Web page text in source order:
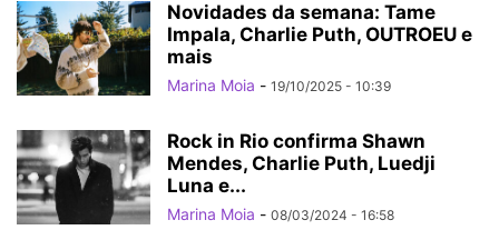
Novidades da semana: Tame
Impala, Charlie Puth, OUTROEU e
mais
Marina Moia - 19/10/2025 - 10:39
Rock in Rio confirma Shawn
Mendes, Charlie Puth, Luedji
Luna e...
Marina Moia - 08/03/2024 - 16:58